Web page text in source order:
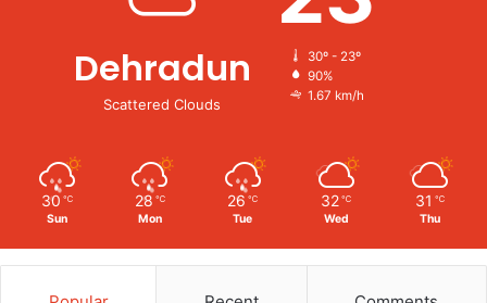
Dehradun
Scattered Clouds
30º - 23º
90%
1.67 km/h
30 ℃
Sun
28 ℃
Mon
26 ℃
Tue
32 ℃
Wed
31 ℃
Thu